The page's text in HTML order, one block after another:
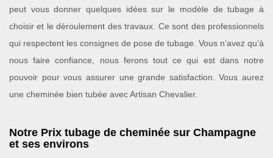
peut vous donner quelques idées sur le modèle de tubage à
choisir et le déroulement des travaux. Ce sont des professionnels
qui respectent les consignes de pose de tubage. Vous n’avez qu’à
nous faire confiance, nous ferons tout ce qui est dans notre
pouvoir pour vous assurer une grande satisfaction. Vous aurez
une cheminée bien tubée avec Artisan Chevalier.
Notre Prix tubage de cheminée sur Champagne
et ses environs